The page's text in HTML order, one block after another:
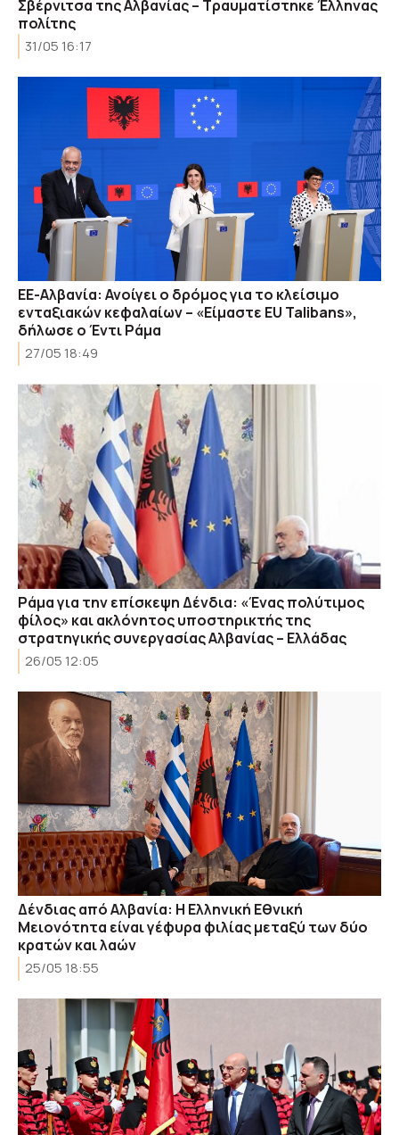
Σβέρνιτσα της Αλβανίας – Τραυματίστηκε Έλληνας
πολίτης
31/05 16:17
ΕΕ-Αλβανία: Ανοίγει ο δρόμος για το κλείσιμο
ενταξιακών κεφαλαίων – «Είμαστε EU Talibans»,
δήλωσε ο Έντι Ράμα
27/05 18:49
Ράμα για την επίσκεψη Δένδια: «Ένας πολύτιμος
φίλος» και ακλόνητος υποστηρικτής της
στρατηγικής συνεργασίας Αλβανίας – Ελλάδας
26/05 12:05
Δένδιας από Αλβανία: Η Ελληνική Εθνική
Μειονότητα είναι γέφυρα φιλίας μεταξύ των δύο
κρατών και λαών
25/05 18:55